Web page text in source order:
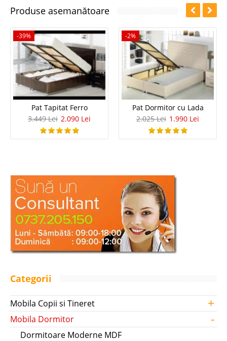
Produse asemanătoare
-39%
Pat Tapitat Ferro
3.449 Lei 2.090 Lei
-2%
Pat Dormitor cu Lada
2.025 Lei 1.990 Lei
Categorii
Mobila Copii si Tineret +
Mobila Dormitor -
Dormitoare Moderne MDF